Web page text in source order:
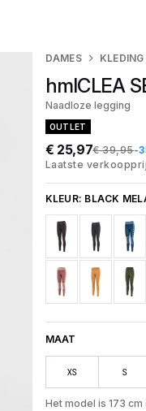
DAMES KLEDING
hmlCLEA
Naadloze legging
OUTLET
€ 25,97€ 39,95-
Laatste
KLEUR: BLACK
MAAT
XS S
Het model is 173 cm